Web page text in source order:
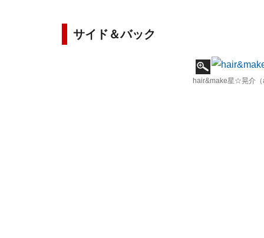
サイド＆バック
hair&make星☆晃介（